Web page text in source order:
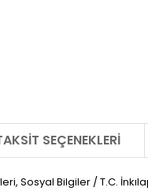
SEÇENEKLERI
Sosyal Bilgiler / T.C.